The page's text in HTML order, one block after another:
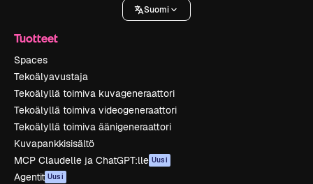
Suomi
Tuotteet
Spaces
Tekoälyavustaja
Tekoälyllä toimiva kuvageneraattori
Tekoälyllä toimiva videogeneraattori
Tekoälyllä toimiva äänigeneraattori
Kuvapankkisisältö
MCP Claudelle ja ChatGPT:lle Uusi
Agentit Uusi